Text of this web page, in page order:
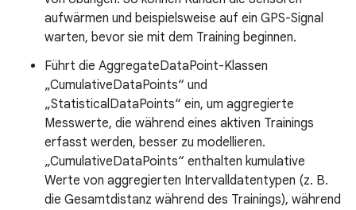
aufwärmen und beispielsweise auf ein GPS-Signal
warten, bevor sie mit dem Training beginnen.
Führt die AggregateDataPoint-Klassen
„CumulativeDataPoints“ und
„StatisticalDataPoints“ ein, um aggregierte
Messwerte, die während eines aktiven Trainings
erfasst werden, besser zu modellieren.
„CumulativeDataPoints“ enthalten kumulative
Werte von aggregierten Intervalldatentypen (z. B.
die Gesamtdistanz während des Trainings), während